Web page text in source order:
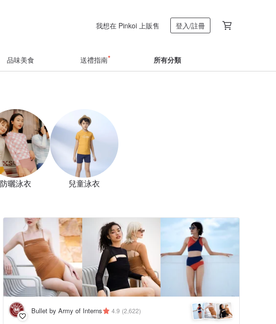
我想在 Pinkoi 上販售 登入/註冊
品味美食 送禮指南 所有分類
防曬泳衣 兒童泳衣
Bullet by Army of Interns 4.9 (2,622)